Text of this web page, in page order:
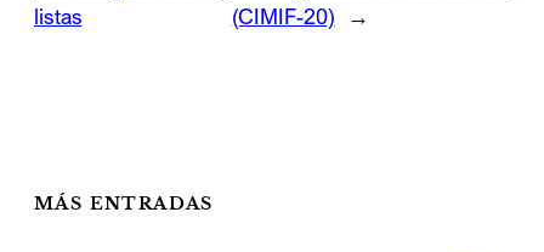
listas
(CIMIF-20)
→
MÁS ENTRADAS